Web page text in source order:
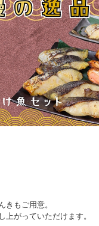
もご用意。
がっていただけます。